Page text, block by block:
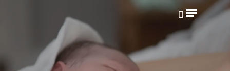
Hit enter to search or ESC to close